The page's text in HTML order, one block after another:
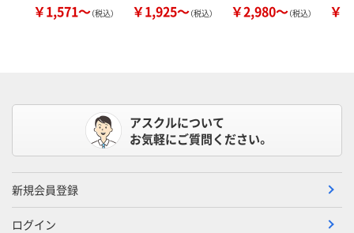
￥1,571～（税込） ￥1,925～（税込） ￥2,980～（税込） ￥
アスクルについて
お気軽にご質問ください。
新規会員登録
ログイン